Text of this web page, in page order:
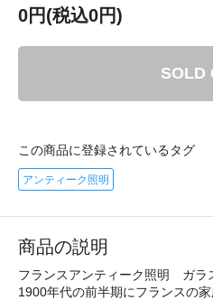
0円(税込0円)
SOLD
この商品に登録されているタグ
アンティーク照明
商品の説明
フランスアンティーク照明 ガラ
1900年代の前半期にフランスの